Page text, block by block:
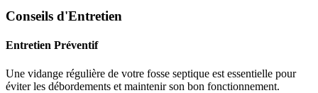
Conseils d'Entretien
Entretien Préventif
Une vidange régulière de votre fosse septique est essentielle pour
éviter les débordements et maintenir son bon fonctionnement.